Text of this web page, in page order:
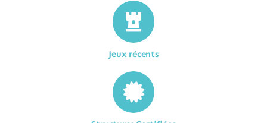
Jeux récents